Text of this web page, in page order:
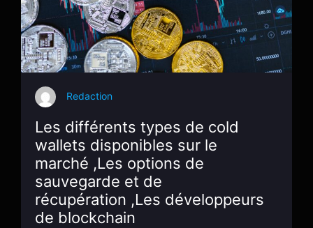
Redaction
Les différents types de cold
wallets disponibles sur le
marché ,Les options de
sauvegarde et de
récupération ,Les développeurs
de blockchain